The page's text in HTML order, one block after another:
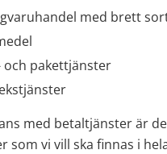
med brett
och pakettjänster
med betaltjänster är
som vi vill ska finnas i